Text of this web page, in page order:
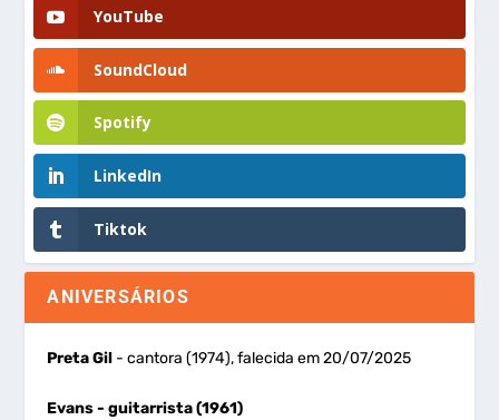
YouTube
SoundCloud
Spotify
LinkedIn
Tiktok
ANIVERSÁRIOS
Preta Gil - cantora (1974), falecida em 20/07/2025
Evans- guitarrista (1961)